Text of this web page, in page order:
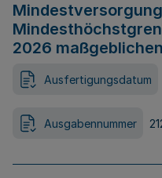
2026
Ausfertigungsdatum
Ausgabennummer